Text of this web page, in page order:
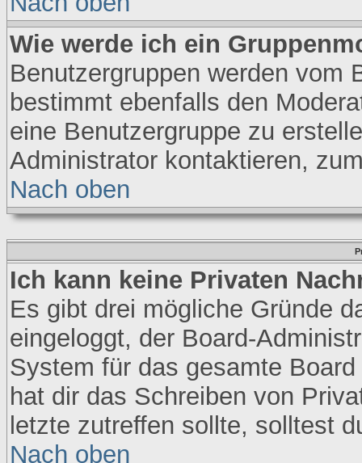
Wie werde ich ein
Benutzergruppen werden vom
bestimmt ebenfalls den
eine Benutzergruppe zu
Administrator kontaktieren,
Nach oben
Ich kann keine Privaten
Es gibt drei mögliche Gründe
eingeloggt, der Board-
System für das gesamte
hat dir das Schreiben von
letzte zutreffen sollte, solltest
Nach oben